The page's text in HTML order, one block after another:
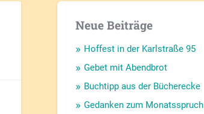
Neue Beiträge
Hoffest in der Karlstraße 95
Gebet mit Abendbrot
Buchtipp aus der Bücherecke
Gedanken zum Monatsspruch